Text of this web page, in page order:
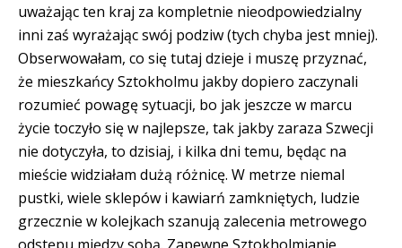
uważając ten kraj za kompletnie nieodpowiedzialny
inni zaś wyrażając swój podziw (tych chyba jest mniej).
Obserwowałam, co się tutaj dzieje i muszę przyznać,
że mieszkańcy Sztokholmu jakby dopiero zaczynali
rozumieć powagę sytuacji, bo jak jeszcze w marcu
życie toczyło się w najlepsze, tak jakby zaraza Szwecji
nie dotyczyła, to dzisiaj, i kilka dni temu, będąc na
mieście widziałam dużą różnicę. W metrze niemal
pustki, wiele sklepów i kawiarń zamkniętych, ludzie
grzecznie w kolejkach szanują zalecenia metrowego